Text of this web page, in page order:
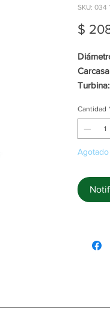
SKU: 034
$
Turbina:
Potencia:
Cantidad
Agotado